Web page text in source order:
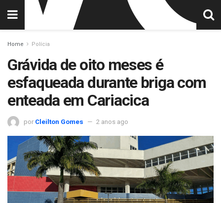
Home Polícia
Grávida de oito meses é
esfaqueada durante briga com
enteada em Cariacica
por Cleilton Gomes 2 anos ago